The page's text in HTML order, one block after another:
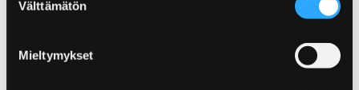
valinta
Välttämätön
Mieltymykset
aktiviteter för både kulturvänner, aktiva